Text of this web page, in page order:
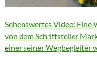
Sehenswertes Video: Eine
von dem Schriftsteller
einer seiner Wegbegleiter